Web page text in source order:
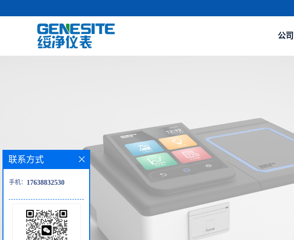
公
联系方式
手机： 17638832530